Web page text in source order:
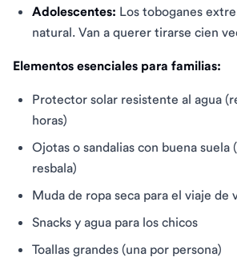
Adolescentes: Los toboganes
natural. Van a querer tirarse cien
Elementos esenciales para familias:
Protector solar resistente al agua
horas)
Ojotas o sandalias con buena suela
resbala)
Muda de ropa seca para el viaje de
Snacks y agua para los chicos
Toallas grandes (una por persona)